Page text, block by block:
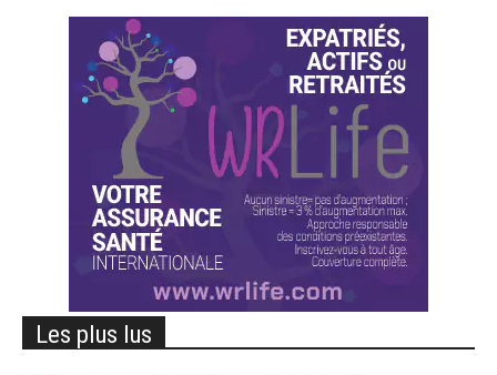
Les plus lus